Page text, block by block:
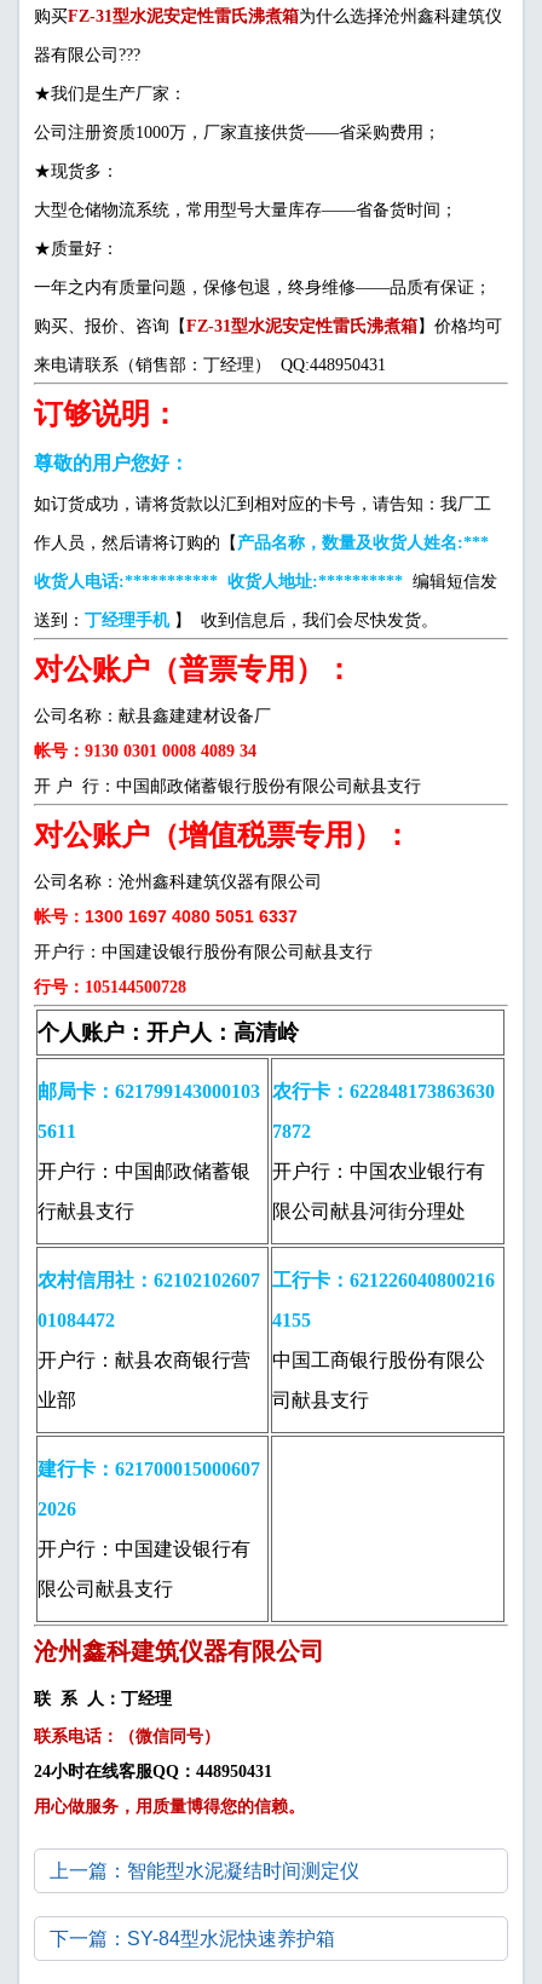
购买FZ-31型水泥安定性雷氏沸煮箱为什么选择沧州鑫科建筑仪
器有限公司???
★我们是生产厂家：
公司注册资质1000万，厂家直接供货——省采购费用；
★现货多：
大型仓储物流系统，常用型号大量库存——省备货时间；
★质量好：
一年之内有质量问题，保修包退，终身维修——品质有保证；
购买、报价、咨询【FZ-31型水泥安定性雷氏沸煮箱】价格均可
来电请联系（销售部：丁经理） QQ:448950431
订够说明：
尊敬的用户您好：
如订货成功，请将货款以汇到相对应的卡号，请告知：我厂工
作人员，然后请将订购的【 产品名称，数量及收货人姓名:***
收货人电话:*********** 收货人地址:********** 编辑短信发
送到：丁经理手机 】 收到信息后，我们会尽快发货。
对公账户（普票专用）：
公司名称：献县鑫建建材设备厂
帐号：9130 0301 0008 4089 34
开 户 行：中国邮政储蓄银行股份有限公司献县支行
对公账户（增值税票专用）：
公司名称：沧州鑫科建筑仪器有限公司
帐号：1300 1697 4080 5051 6337
开户行：中国建设银行股份有限公司献县支行
行号：105144500728
个人账户：开户人：高清岭
邮局卡：621799143000103
5611
开户行：中国邮政储蓄银
行献县支行
农行卡：622848173863630
7872
开户行：中国农业银行有
限公司献县河街分理处
农村信用社：62102102607
01084472
开户行：献县农商银行营
业部
工行卡：621226040800216
4155
中国工商银行股份有限公
司献县支行
建行卡：621700015000607
2026
开户行：中国建设银行有
限公司献县支行
沧州鑫科建筑仪器有限公司
联 系 人：丁经理
联系电话：（微信同号）
24小时在线客服QQ：448950431
用心做服务，用质量博得您的信赖。
上一篇：智能型水泥凝结时间测定仪
下一篇：SY-84型水泥快速养护箱